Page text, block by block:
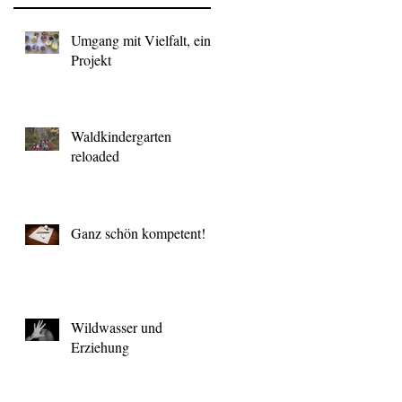
Umgang mit Vielfalt, ein
Projekt
Waldkindergarten
reloaded
Ganz schön kompetent!
Wildwasser und
Erziehung